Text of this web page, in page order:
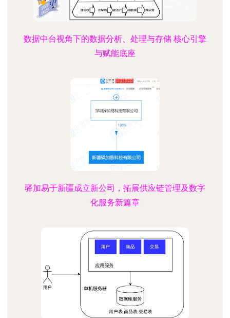
数据中台视角下的数据分析、处理与存储 核心引擎
与赋能底座
驿加易于新疆成立新公司，拓展供应链管理及数字
化服务新篇章